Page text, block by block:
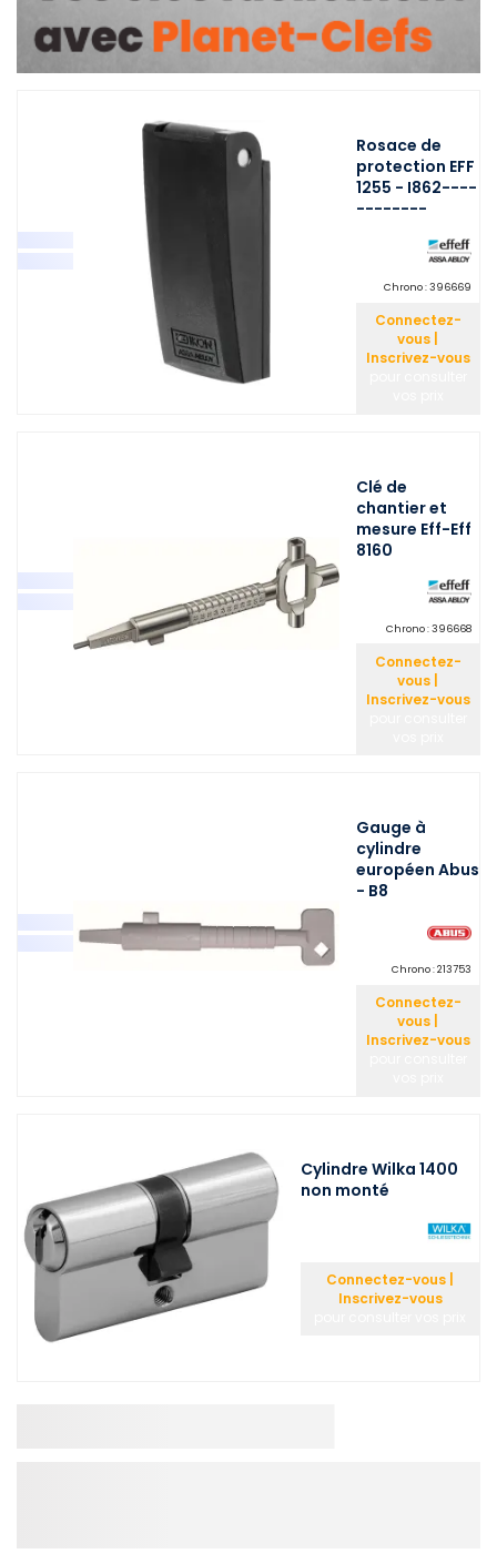
Rosace de
protection EFF
1255 - I862----
--------
Chrono : 396669
Connectez-
vous |
Inscrivez-vous
Clé de
chantier et
mesure Eff-Eff
8160
Chrono : 396668
Connectez-
vous |
Inscrivez-vous
Gauge à
cylindre
européen Abus
- B8
Chrono : 213753
Connectez-
vous |
Inscrivez-vous
Cylindre Wilka 1400
non monté
Connectez-vous |
Inscrivez-vous